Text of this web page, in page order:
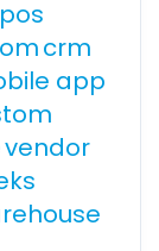
crm
app
vendor